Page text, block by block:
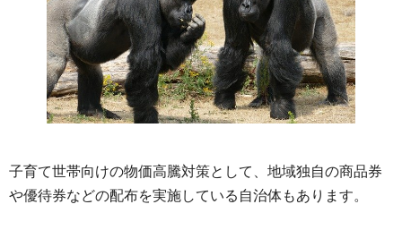
子育て世帯向けの物価高騰対策として、地域独自の商品券
や優待券などの配布を実施している自治体もあります。